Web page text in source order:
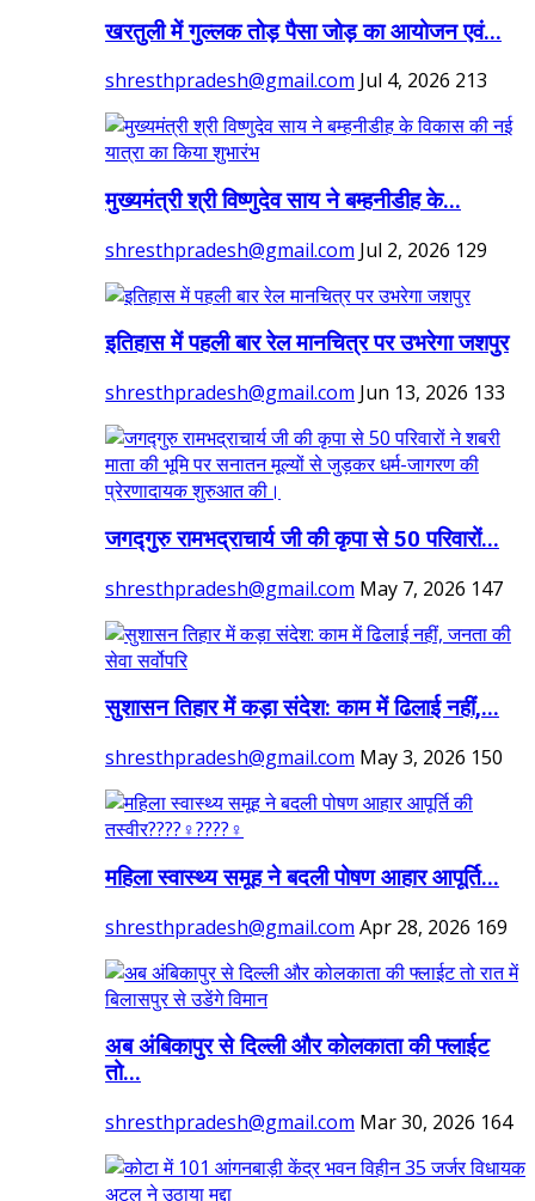
खरतुली में गुल्लक तोड़ पैसा जोड़ का आयोजन एवं...
shresthpradesh@gmail.com Jul 4, 2026 213
मुख्यमंत्री श्री विष्णुदेव साय ने बम्हनीडीह के...
shresthpradesh@gmail.com Jul 2, 2026 129
इतिहास में पहली बार रेल मानचित्र पर उभरेगा जशपुर
shresthpradesh@gmail.com Jun 13, 2026 133
जगद्गुरु रामभद्राचार्य जी की कृपा से 50 परिवारों...
shresthpradesh@gmail.com May 7, 2026 147
सुशासन तिहार में कड़ा संदेश: काम में ढिलाई नहीं,...
shresthpradesh@gmail.com May 3, 2026 150
महिला स्वास्थ्य समूह ने बदली पोषण आहार आपूर्ति...
shresthpradesh@gmail.com Apr 28, 2026 169
अब अंबिकापुर से दिल्ली और कोलकाता की फ्लाईट
तो...
shresthpradesh@gmail.com Mar 30, 2026 164